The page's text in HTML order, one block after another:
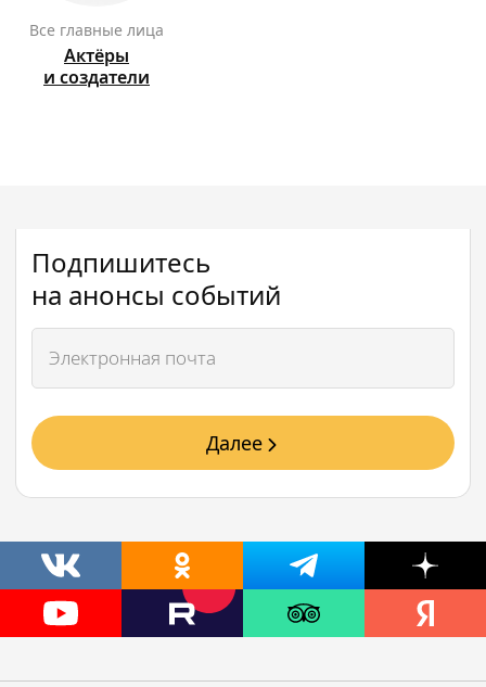
Все главные лица
Актёры
и создатели
Подпишитесь
на анонсы событий
Далее